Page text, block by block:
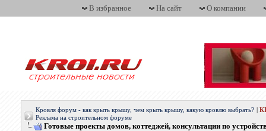
В избранное На сайт О компании
Кровля форум - как крыть крышу, чем крыть крышу, какую кровлю выбрать?
Реклама на строительном форуме
Готовые проекты домов, коттеджей, консультации по